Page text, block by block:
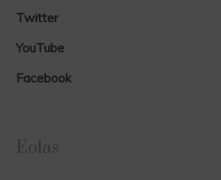
Twitter
YouTube
Facebook
Eolas